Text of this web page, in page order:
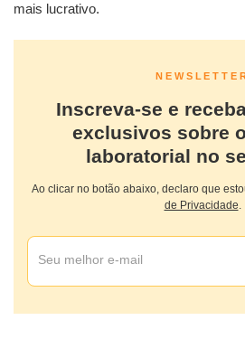
mais lucrativo.
Inscreva-se e
exclusivos sobre
laboratorial no
Ao clicar no botão abaixo, declaro que
de Privacidade.